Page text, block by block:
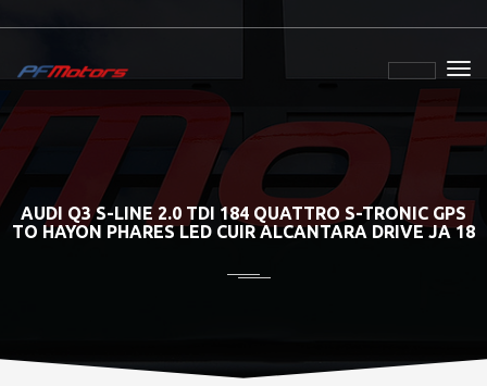
AUDI Q3 S-LINE 2.0 TDI 184 QUATTRO S-TRONIC GPS
TO HAYON PHARES LED CUIR ALCANTARA DRIVE JA 18